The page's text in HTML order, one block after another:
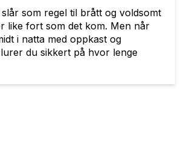
slår som regel til brått og voldsomt
like fort som det kom. Men når
i natta med oppkast og
du sikkert på hvor lenge